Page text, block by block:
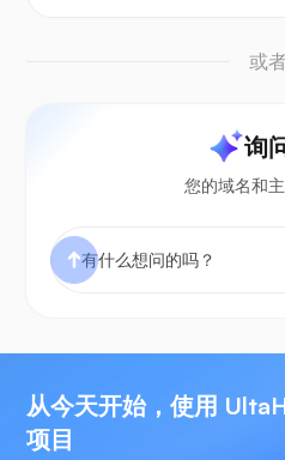
或者
询
您的域名和主
从今天开始，使用
项目